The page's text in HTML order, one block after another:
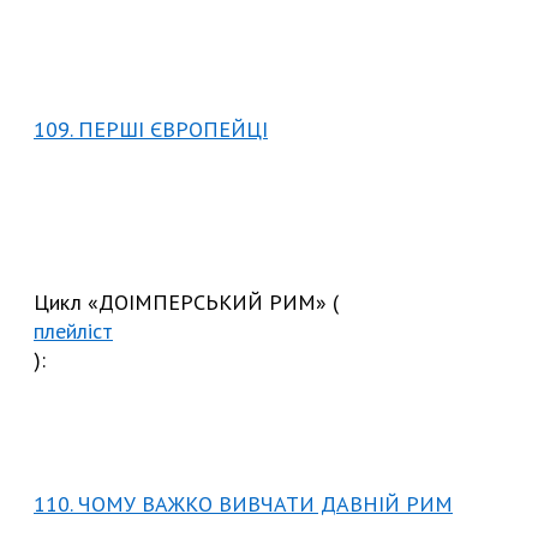
109. ПЕРШІ ЄВРОПЕЙЦІ
Цикл «ДОІМПЕРСЬКИЙ РИМ» (
плейліст
):
110. ЧОМУ ВАЖКО ВИВЧАТИ ДАВНІЙ РИМ